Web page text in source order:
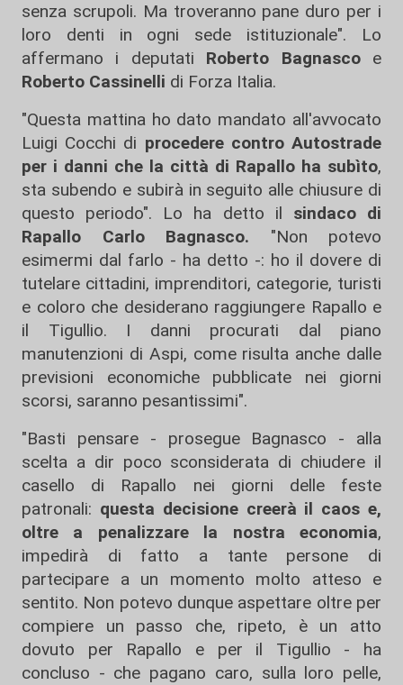
senza scrupoli. Ma troveranno pane duro per i
loro denti in ogni sede istituzionale". Lo
affermano i deputati Roberto Bagnascoe
Roberto Cassinelli di Forza Italia.
"Questa mattina ho dato mandato all'avvocato
Luigi Cocchi di procedere contro Autostrade
per i danni che la città di Rapallo ha subìto,
sta subendo e subirà in seguito alle chiusure di
questo periodo". Lo ha detto il sindaco di
Rapallo Carlo Bagnasco. "Non potevo
esimermi dal farlo - ha detto -: ho il dovere di
tutelare cittadini, imprenditori, categorie, turisti
e coloro che desiderano raggiungere Rapallo e
il Tigullio. I danni procurati dal piano
manutenzioni di Aspi, come risulta anche dalle
previsioni economiche pubblicate nei giorni
scorsi, saranno pesantissimi".
"Basti pensare - prosegue Bagnasco - alla
scelta a dir poco sconsiderata di chiudere il
casello di Rapallo nei giorni delle feste
patronali: questa decisione creerà il caos e,
oltre a penalizzare la nostra economia,
impedirà di fatto a tante persone di
partecipare a un momento molto atteso e
sentito. Non potevo dunque aspettare oltre per
compiere un passo che, ripeto, è un atto
dovuto per Rapallo e per il Tigullio - ha
concluso - che pagano caro, sulla loro pelle,